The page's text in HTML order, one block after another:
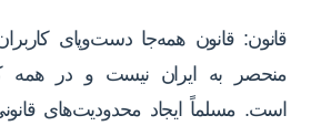
قانون: قانون همه‌جا دست‌وپای
منحصر به ایران نیست و در همه
است. مسلماً ایجاد محدودیت‌های